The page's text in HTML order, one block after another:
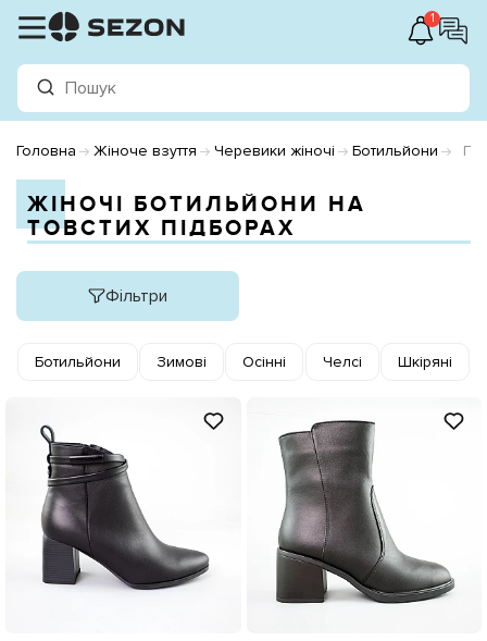
1
Головна Жіноче взуття Черевики жіночі Ботильйони
ЖІНОЧІ БОТИЛЬЙОНИ НА
ТОВСТИХ ПІДБОРАХ
Фільтри
Ботильйони Зимові Осінні Челсі Шкіряні